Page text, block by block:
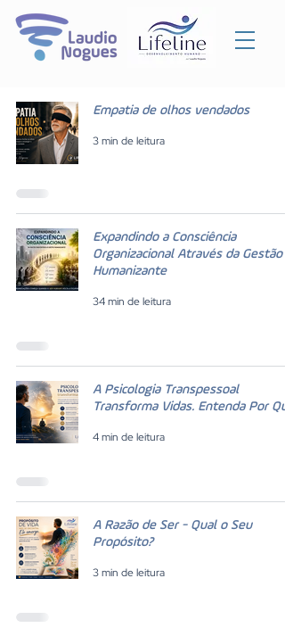
Empatia de olhos vendados
3 min de leitura
Expandindo a Consciência
Organizacional Através da Gestão
Humanizante
34 min de leitura
A Psicologia Transpessoal
Transforma Vidas. Entenda Por
4 min de leitura
A Razão de Ser - Qual o Seu
Propósito?
3 min de leitura